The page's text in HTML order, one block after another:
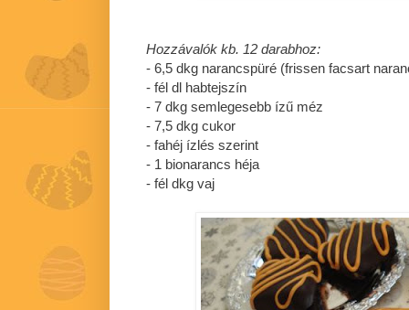
Hozzávalók kb. 12 darabhoz:
- 6,5 dkg narancspüré (frissen facsart
- fél dl habtejszín
- 7 dkg semlegesebb ízű méz
- 7,5 dkg cukor
- fahéj ízlés szerint
- 1 bionarancs héja
- fél dkg vaj